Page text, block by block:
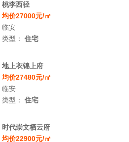
桃李西径
均价27000元/㎡
临安
类型：住宅
地上衣锦上府
均价27480元/㎡
临安
类型：住宅
时代崇文栖云府
均价22900元/㎡